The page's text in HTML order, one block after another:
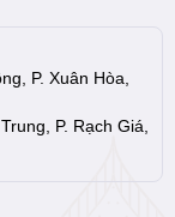
P. Xuân Hòa,
P. Rạch Giá,